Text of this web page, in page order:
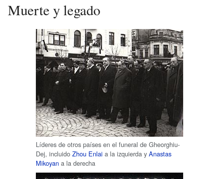
Muerte y legado
Líderes de otros países en el funeral de Gheorghiu-
Dej, incluido Zhou Enlai a la izquierda y Anastas
Mikoyan a la derecha